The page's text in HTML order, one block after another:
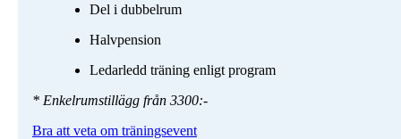
Del i dubbelrum
Halvpension
Ledarledd träning enligt program
* Enkelrumstillägg från 3300:-
Bra att veta om träningsevent